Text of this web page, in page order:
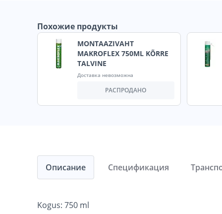
Похожие продукты
MONTAAZIVAHT
MAKROFLEX 750ML KÕRRE
TALVINE
Доставка невозможна
РАСПРОДАНО
Описание
Kogus: 750 ml
Спецификация